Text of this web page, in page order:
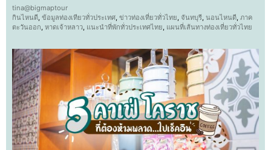
tina@bigmaptour
กินไหนดี, ข้อมูลท่องเทียวทั่วประเทศ, ข่าวท่องเที่ยวทั่วไทย, จันทบุรี, นอนไหนดี, ภาค
ตะวันออก, หาดเจ้าหลาว, แนะนำที่พักทั่วประเทศไทย, แผนที่เส้นทางท่องเที่ยวทั่วไทย